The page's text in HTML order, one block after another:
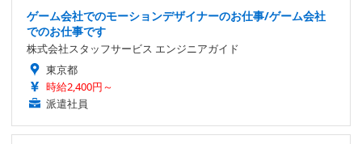
ゲーム会社でのモーションデザイナーのお仕事/ゲーム会社
でのお仕事です
株式会社スタッフサービス エンジニアガイド
東京都
時給2,400円～
派遣社員